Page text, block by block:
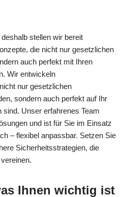
stellen wir bereit
die nicht nur gesetzlichen
auch perfekt mit Ihren
Wir entwickeln
nur gesetzlichen
sondern auch perfekt auf Ihr
Unser erfahrenes Team
und ist für Sie im Einsatz
– flexibel anpassbar. Setzen Sie
Sicherheitsstrategien, die
Ihnen wichtig ist